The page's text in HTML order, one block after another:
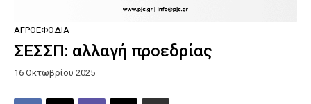
ΑΓΡΟΕΦΌΔΙΑ
ΣΕΣΣΠ: αλλαγή προεδρίας
16 Οκτωβρίου 2025